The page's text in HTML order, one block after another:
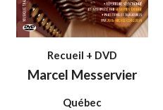
Recueil + DVD
Marcel Messervier
Québec